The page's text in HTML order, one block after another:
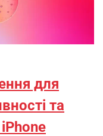
для
та